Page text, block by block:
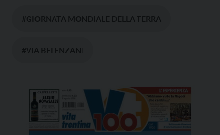
#GIORNATA MONDIALE DELLA TERRA
#VIA BELENZANI